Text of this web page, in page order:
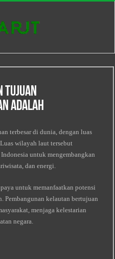
Tujuan
Adalah
terbesar di dunia, dengan luas
wilayah laut tersebut
untuk mengembangkan
dan energi.
untuk memanfaatkan potensi
Pembangunan kelautan bertujuan
menjaga kelestarian
negara.